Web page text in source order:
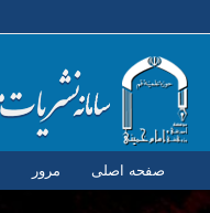
صفحه اصلی مرور